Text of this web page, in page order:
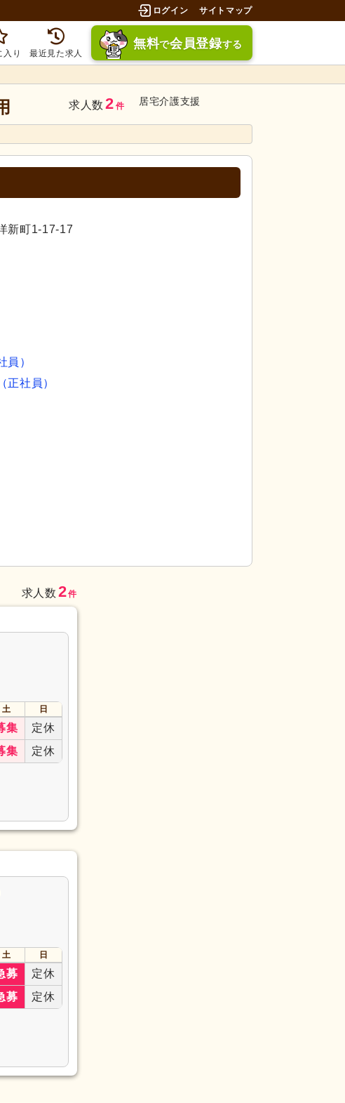
ログイン サイトマップ
入り 最近見た求人
無料で会員登録する
求人数 2 件 居宅介護支援
新町1-17-17
員）
正社員）
求人数 2件
土 日
集 定休
集 定休
土 日
募 定休
募 定休